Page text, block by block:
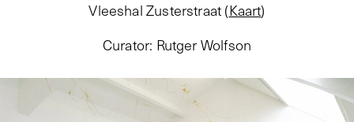
Vleeshal Zusterstraat (Kaart)
Curator: Rutger Wolfson